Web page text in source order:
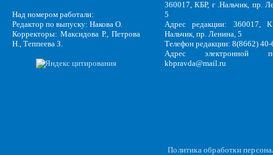
Над номером работали:
Редактор по выпуску: Накова О.
Корректоры: Максидова Р., Петрова
Н., Теппеева З.
360017, КБР, г .Нальчик, пр.
5
Адрес редакции: 360017,
Нальчик, пр. Ленина, 5
Телефон редакции: 8(8662)
Адрес электронной
kbpravda@mail.ru
Политика обработки